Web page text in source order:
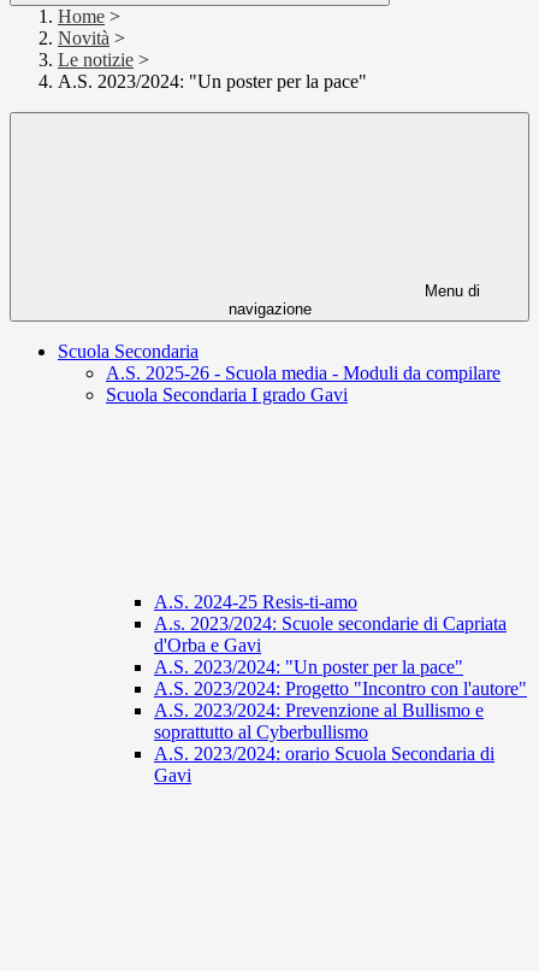
Home >
Novità >
Le notizie >
A.S. 2023/2024: "Un poster per la pace"
Menu di
navigazione
Scuola Secondaria
A.S. 2025-26 - Scuola media - Moduli da compilare
Scuola Secondaria I grado Gavi
A.S. 2024-25 Resis-ti-amo
A.s. 2023/2024: Scuole secondarie di Capriata
d'Orba e Gavi
A.S. 2023/2024: "Un poster per la pace"
A.S. 2023/2024: Progetto "Incontro con l'autore"
A.S. 2023/2024: Prevenzione al Bullismo e
soprattutto al Cyberbullismo
A.S. 2023/2024: orario Scuola Secondaria di
Gavi